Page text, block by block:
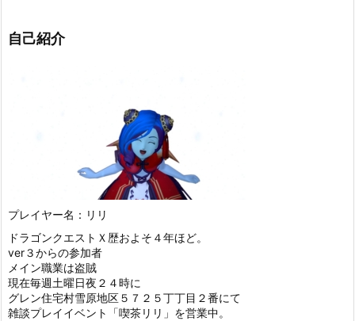
自己紹介
プレイヤー名：リリ
ドラゴンクエストＸ歴およそ４年ほど。
ver３からの参加者
メイン職業は盗賊
現在毎週土曜日夜２４時に
グレン住宅村雪原地区５７２５丁丁目２番にて
雑談プレイイベント「喫茶リリ」を営業中。